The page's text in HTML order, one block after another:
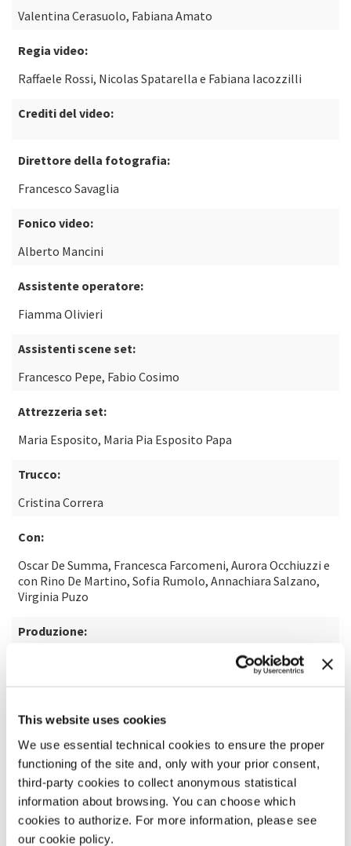
This website uses cookies
We use essential technical cookies to ensure the proper
functioning of the site and, only with your prior consent,
third-party cookies to collect anonymous statistical
information about browsing. You can choose which
cookies to authorize. For more information, please see
our cookie policy.
Valentina Cerasuolo, Fabiana Amato
Regia video:
Raffaele Rossi, Nicolas Spatarella e Fabiana Iacozzilli
Crediti del video:
Direttore della fotografia:
Francesco Savaglia
Fonico video:
Alberto Mancini
Assistente operatore:
Fiamma Olivieri
Assistenti scene set:
Francesco Pepe, Fabio Cosimo
Attrezzeria set:
Maria Esposito, Maria Pia Esposito Papa
Trucco:
Cristina Correra
Con:
Oscar De Summa, Francesca Farcomeni, Aurora Occhiuzzi e
con Rino De Martino, Sofia Rumolo, Annachiara Salzano,
Virginia Puzo
Produzione:
La Biennale di Venezia, Fondazione Teatro di Napoli -
Teatro Bellini, Lac - Lugano Arte e Cultura, Cranpi, Elsinor
Fondazione Teatro di Napoli - Teatro Bellini
Con il supporto di:
carrozzerie n.o.t.; Fivizzano27
Si ringrazia: